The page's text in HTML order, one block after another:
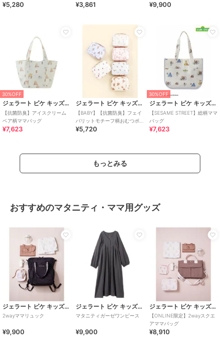
トバッグ
¥5,280 ¥3,861
ッグ/ドット/グレー
¥9,900
30%OFF
ジェラート ピケ キッズ＆ベビー
【抗菌防臭】アイスクリーム
ベア柄ママバッグ
¥7,623
ジェラート ピケ キッズ＆ベビー
【BABY】【抗菌防臭】フェイ
バリットモチーフ柄おむつポ
ーチ
¥5,720
30%OFF
ジェラート ピケ キッズ＆ベビー
【SESAME STREET】総柄ママ
バッグ
¥7,623
もっとみる
おすすめのマタニティ・ママ用グッズ
ジェラート ピケ キッズ＆ベビー
2wayママリュック
¥9,900
ジェラート ピケ キッズ＆ベビー
マタニティガーゼワンピース
¥9,900
ジェラート ピケ キッズ＆ベビー
【ONLINE限定】2wayスクエ
アママバッグ
¥8,910